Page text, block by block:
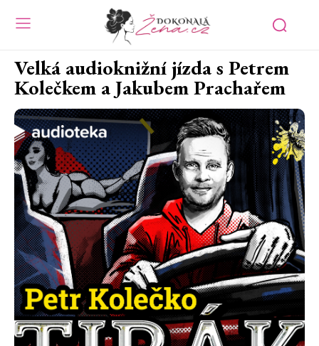
Velká audioknižní jízda s Petrem
Kolečkem a Jakubem Prachařem